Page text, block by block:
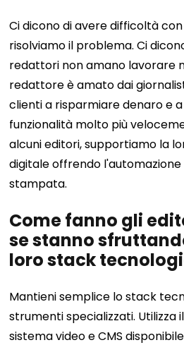
Ci dicono di avere difficoltà
risolviamo il problema. Ci
redattori non amano lavorare
redattore è amato dai
clienti a risparmiare denaro e
funzionalità molto più
alcuni editori, supportiamo la
digitale offrendo
stampata.
Come fanno gli
se stanno
loro stack
Mantieni semplice lo stack
strumenti specializzati. Utilizza
sistema video e CMS